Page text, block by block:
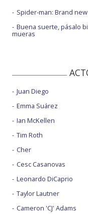
Spider-man: Brand
Buena suerte, pásalo
mueras
Juan Diego
Emma Suárez
Ian McKellen
Tim Roth
Cher
Cesc Casanovas
Leonardo DiCaprio
Taylor Lautner
Cameron 'CJ' Adams